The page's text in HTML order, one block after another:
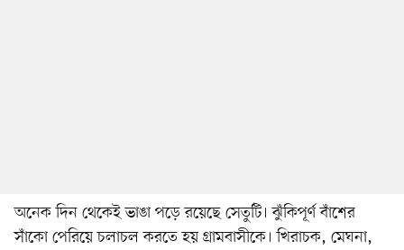
অনেক দিন থেকেই ভাঙা পড়ে রয়েছে সেতুটি। ঝুঁকিপূর্ণ বাঁশের
সাঁকো পেরিয়ে চলাচল করতে হয় গ্রামবাসীকে। খিরাচক, মেঘনা,